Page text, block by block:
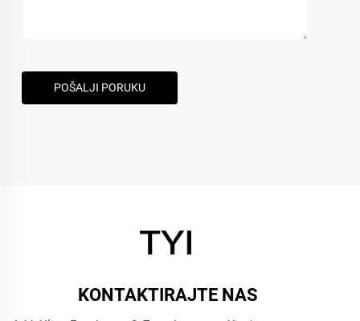
POŠALJI PORUKU
KONTAKTIRAJTE NAS